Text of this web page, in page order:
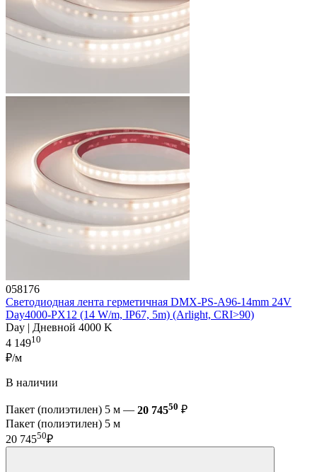
058176
Светодиодная лента герметичная DMX-PS-A96-14mm 24V
Day4000-PX12 (14 W/m, IP67, 5m) (Arlight, CRI>90)
Day | Дневной 4000 K
4 14910
₽/м
В наличии
Пакет (полиэтилен) 5 м — 20 74550 ₽
Пакет (полиэтилен) 5 м
20 74550₽